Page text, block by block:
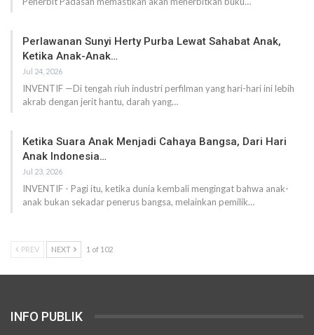
Perlawanan Sunyi Herty Purba Lewat Sahabat Anak,
Ketika Anak-Anak…
Jul 24, 2026
INVENTIF —Di tengah riuh industri perfilman yang hari-hari ini lebih
akrab dengan jerit hantu, darah yang…
Ketika Suara Anak Menjadi Cahaya Bangsa, Dari Hari
Anak Indonesia…
Jul 23, 2026
INVENTIF - Pagi itu, ketika dunia kembali mengingat bahwa anak-
anak bukan sekadar penerus bangsa, melainkan pemilik…
PREV NEXT 1 of 102
INFO PUBLIK